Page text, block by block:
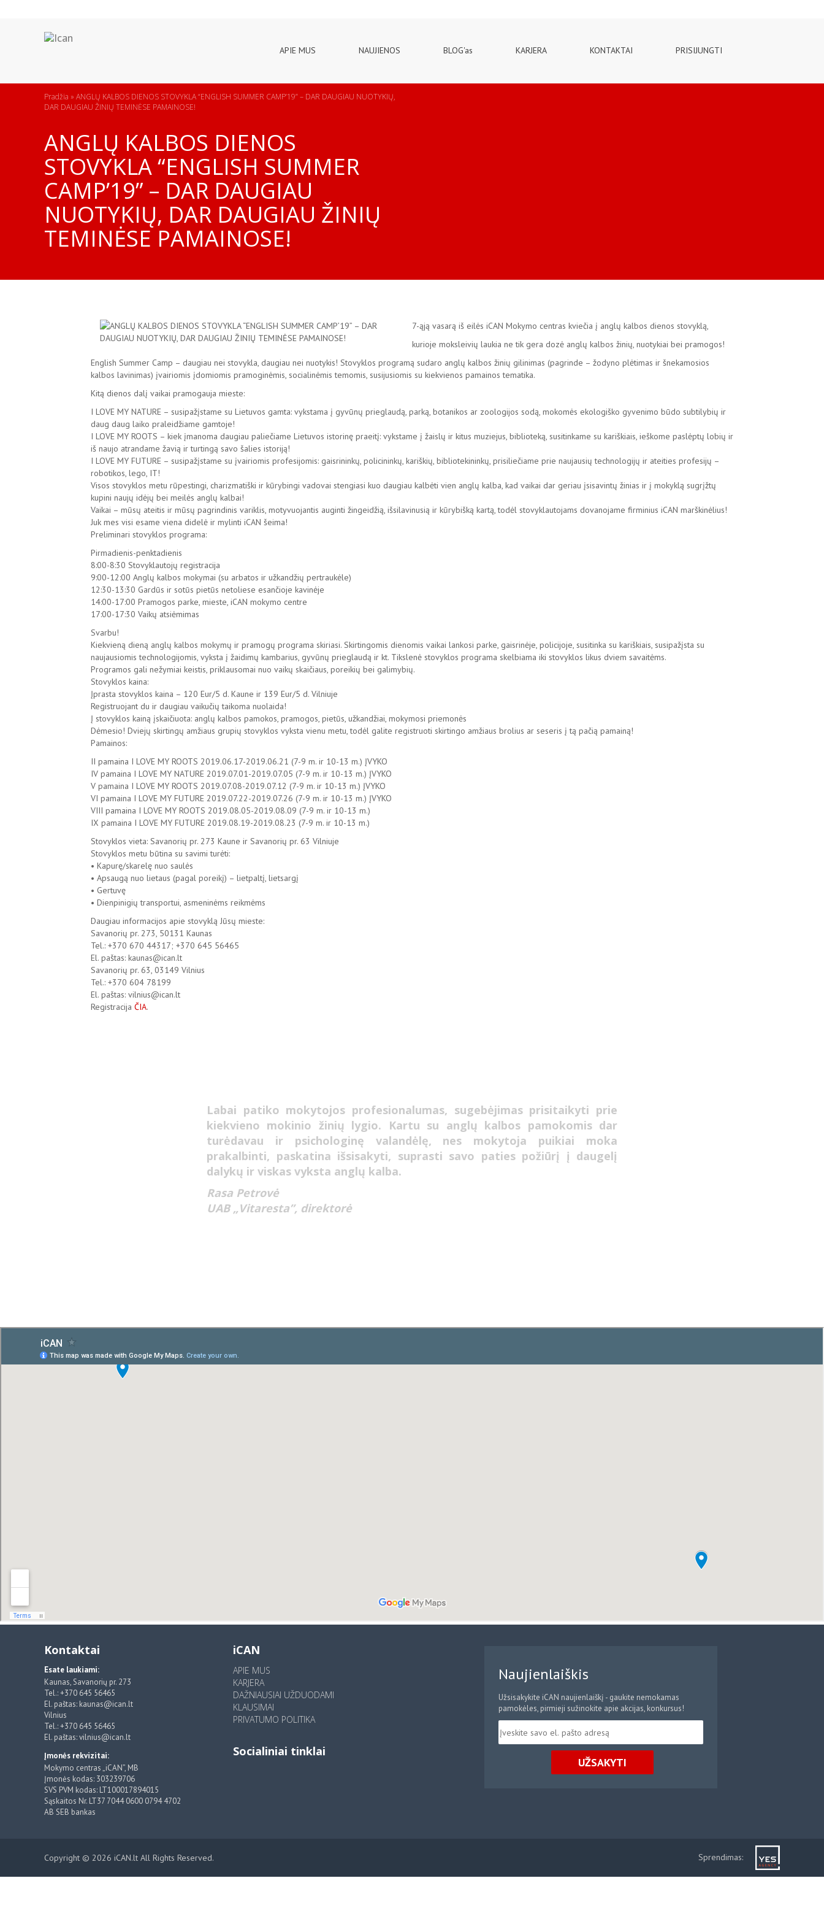
APIE MUS NAUJIENOS BLOG'as KARJERA KONTAKTAI PRISIJUNGTI
Pradžia » ANGLŲ KALBOS DIENOS STOVYKLA “ENGLISH SUMMER CAMP’19” – DAR DAUGIAU NUOTYKIŲ,
DAR DAUGIAU ŽINIŲ TEMINĖSE PAMAINOSE!
ANGLŲ KALBOS DIENOS
STOVYKLA “ENGLISH SUMMER
CAMP’19” – DAR DAUGIAU
NUOTYKIŲ, DAR DAUGIAU ŽINIŲ
TEMINĖSE PAMAINOSE!
7-ąją vasarą iš eilės iCAN Mokymo centras kviečia į anglų kalbos dienos stovyklą,
kurioje moksleivių laukia ne tik gera dozė anglų kalbos žinių, nuotykiai bei pramogos!
English Summer Camp – daugiau nei stovykla, daugiau nei nuotykis! Stovyklos programą sudaro anglų kalbos žinių gilinimas (pagrinde – žodyno plėtimas ir šnekamosios
kalbos lavinimas) įvairiomis įdomiomis pramoginėmis, socialinėmis temomis, susijusiomis su kiekvienos pamainos tematika.
Kitą dienos dalį vaikai pramogauja mieste:
I LOVE MY NATURE – susipažįstame su Lietuvos gamta: vykstama į gyvūnų prieglaudą, parką, botanikos ar zoologijos sodą, mokomės ekologiško gyvenimo būdo subtilybių ir
daug daug laiko praleidžiame gamtoje!
I LOVE MY ROOTS – kiek įmanoma daugiau paliečiame Lietuvos istorinę praeitį: vykstame į žaislų ir kitus muziejus, biblioteką, susitinkame su kariškiais, ieškome paslėptų lobių ir
iš naujo atrandame žavią ir turtingą savo šalies istoriją!
I LOVE MY FUTURE – susipažįstame su įvairiomis profesijomis: gaisrininkų, policininkų, kariškių, bibliotekininkų, prisiliečiame prie naujausių technologijų ir ateities profesijų –
robotikos, lego, IT!
Visos stovyklos metu rūpestingi, charizmatiški ir kūrybingi vadovai stengiasi kuo daugiau kalbėti vien anglų kalba, kad vaikai dar geriau įsisavintų žinias ir į mokyklą sugrįžtų
kupini naujų idėjų bei meilės anglų kalbai!
Vaikai – mūsų ateitis ir mūsų pagrindinis variklis, motyvuojantis auginti žingeidžią, išsilavinusią ir kūrybišką kartą, todėl stovyklautojams dovanojame firminius iCAN marškinėlius!
Juk mes visi esame viena didelė ir mylinti iCAN šeima!
Preliminari stovyklos programa:
Pirmadienis-penktadienis
8:00-8:30 Stovyklautojų registracija
9:00-12:00 Anglų kalbos mokymai (su arbatos ir užkandžių pertraukėle)
12:30-13:30 Gardūs ir sotūs pietūs netoliese esančioje kavinėje
14:00-17:00 Pramogos parke, mieste, iCAN mokymo centre
17:00-17:30 Vaikų atsiėmimas
Svarbu!
Kiekvieną dieną anglų kalbos mokymų ir pramogų programa skiriasi. Skirtingomis dienomis vaikai lankosi parke, gaisrinėje, policijoje, susitinka su kariškiais, susipažįsta su
naujausiomis technologijomis, vyksta į žaidimų kambarius, gyvūnų prieglaudą ir kt. Tikslenė stovyklos programa skelbiama iki stovyklos likus dviem savaitėms.
Programos gali nežymiai keistis, priklausomai nuo vaikų skaičiaus, poreikių bei galimybių.
Stovyklos kaina:
Įprasta stovyklos kaina – 120 Eur/5 d. Kaune ir 139 Eur/5 d. Vilniuje
Registruojant du ir daugiau vaikučių taikoma nuolaida!
Į stovyklos kainą įskaičiuota: anglų kalbos pamokos, pramogos, pietūs, užkandžiai, mokymosi priemonės
Dėmesio! Dviejų skirtingų amžiaus grupių stovyklos vyksta vienu metu, todėl galite registruoti skirtingo amžiaus brolius ar seseris į tą pačią pamainą!
Pamainos:
II pamaina I LOVE MY ROOTS 2019.06.17-2019.06.21 (7-9 m. ir 10-13 m.) ĮVYKO
IV pamaina I LOVE MY NATURE 2019.07.01-2019.07.05 (7-9 m. ir 10-13 m.) ĮVYKO
V pamaina I LOVE MY ROOTS 2019.07.08-2019.07.12 (7-9 m. ir 10-13 m.) ĮVYKO
VI pamaina I LOVE MY FUTURE 2019.07.22-2019.07.26 (7-9 m. ir 10-13 m.) ĮVYKO
VIII pamaina I LOVE MY ROOTS 2019.08.05-2019.08.09 (7-9 m. ir 10-13 m.)
IX pamaina I LOVE MY FUTURE 2019.08.19-2019.08.23 (7-9 m. ir 10-13 m.)
Stovyklos vieta: Savanorių pr. 273 Kaune ir Savanorių pr. 63 Vilniuje
Stovyklos metu būtina su savimi turėti:
• Kapurę/skarelę nuo saulės
• Apsaugą nuo lietaus (pagal poreikį) – lietpaltį, lietsargį
• Gertuvę
• Dienpinigių transportui, asmeninėms reikmėms
Daugiau informacijos apie stovyklą Jūsų mieste:
Savanorių pr. 273, 50131 Kaunas
Tel.: +370 670 44317; +370 645 56465
El. paštas: kaunas@ican.lt
Savanorių pr. 63, 03149 Vilnius
Tel.: +370 604 78199
El. paštas: vilnius@ican.lt
Registracija ČIA.
Labai patiko mokytojos profesionalumas, sugebėjimas prisitaikyti prie
kiekvieno mokinio žinių lygio. Kartu su anglų kalbos pamokomis dar
turėdavau ir psichologinę valandėlę, nes mokytoja puikiai moka
prakalbinti, paskatina išsisakyti, suprasti savo paties požiūrį į daugelį
dalykų ir viskas vyksta anglų kalba.
Rasa Petrovė
UAB „Vitaresta”, direktorė
Kontaktai
Esate laukiami:
Kaunas, Savanorių pr. 273
Tel.: +370 645 56465
El. paštas: kaunas@ican.lt
Vilnius
Tel.: +370 645 56465
El. paštas: vilnius@ican.lt
Įmonės rekvizitai:
Mokymo centras „iCAN”, MB
Įmonės kodas: 303239706
SVS PVM kodas: LT100017894015
Sąskaitos Nr. LT37 7044 0600 0794 4702
AB SEB bankas
iCAN
APIE MUS
KARJERA
DAŽNIAUSIAI UŽDUODAMI
KLAUSIMAI
PRIVATUMO POLITIKA
Socialiniai tinklai
Naujienlaiškis
Užsisakykite iCAN naujienlaiškį - gaukite nemokamas
pamokėles, pirmieji sužinokite apie akcijas, konkursus!
UŽSAKYTI
Copyright © 2026 iCAN.lt All Rights Reserved. Sprendimas: